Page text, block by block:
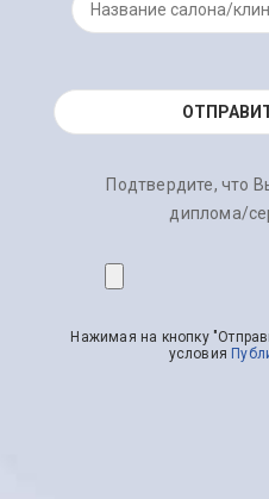
Подтвердите, что
диплома/
Нажимая на кнопку
условия